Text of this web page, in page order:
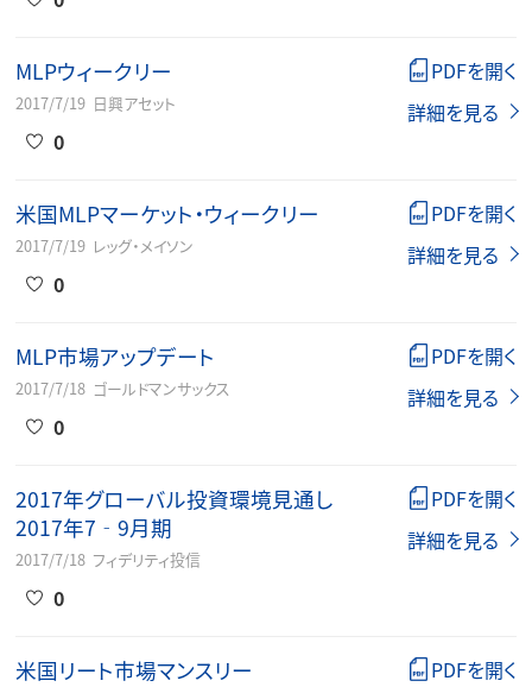
MLPウィークリー
2017/7/19 日興アセット
0
PDFを開く
詳細を見る
米国MLPマーケット・ウィークリー
2017/7/19 レッグ・メイソン
0
PDFを開く
詳細を見る
MLP市場アップデート
2017/7/18 ゴールドマンサックス
0
PDFを開く
詳細を見る
2017年グローバル投資環境見通し
2017年7‐9月期
2017/7/18 フィデリティ投信
0
PDFを開く
詳細を見る
米国リート市場マンスリー
PDFを開く